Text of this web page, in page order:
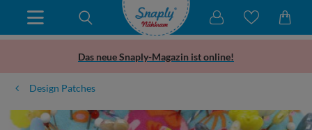
Das neue Snaply-Magazin ist online!
Design Patches